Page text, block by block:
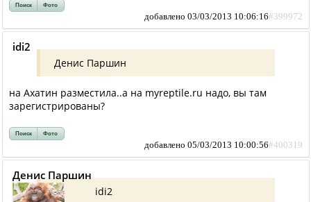
Поиск Фото
добавлено 03/03/2013 10:06:16#399972
idi2
Денис Паршин
на Ахатин разместила..а на myreptile.ru надо, вы там
зарегистрированы?
Поиск Фото
добавлено 05/03/2013 10:00:56#400319
Денис Паршин
idi2